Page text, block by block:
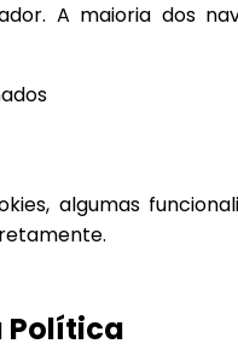
A maioria dos
algumas
Política